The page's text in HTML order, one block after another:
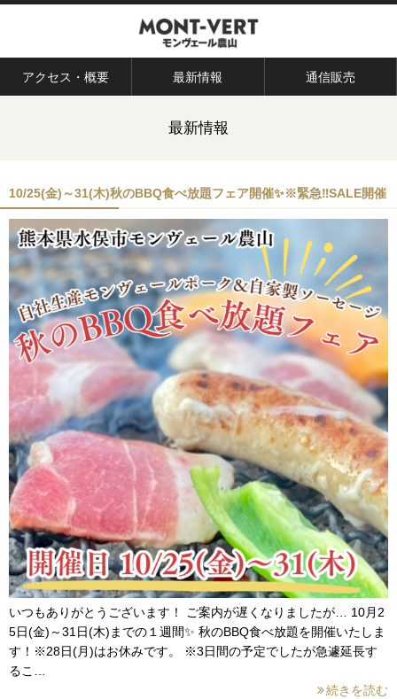
アクセス・概要 最新情報 通信販売
最新情報
10/25(金)～31(木)秋のBBQ食べ放題フェア開催✨※緊急‼︎SALE開催
いつもありがとうございます！ ご案内が遅くなりましたが… 10月2
5日(金)～31日(木)までの１週間✨ 秋のBBQ食べ放題を開催いたしま
す！※28日(月)はお休みです。 ※3日間の予定でしたが急遽延長す
るこ…
続きを読む